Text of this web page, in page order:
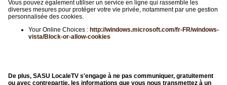
Vous pouvez également utiliser un service en ligne qui rassemble les
diverses mesures pour protéger votre vie privée, notamment par une gestion
personnalisée des cookies.
Your Online Choices : http://windows.microsoft.com/fr-FR/windows-
vista/Block-or-allow-cookies
De plus, SASU LocaleTV s'engage à ne pas communiquer, gratuitement
ou avec contrepartie, les informations que vous nous transmettez à un